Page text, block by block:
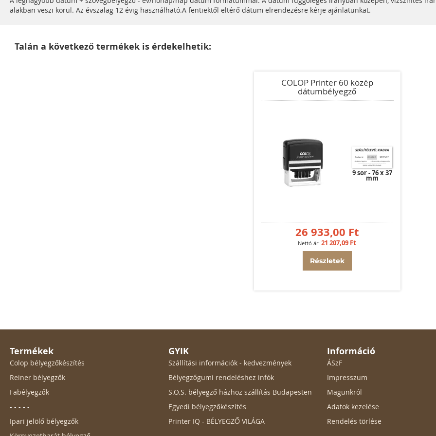
alakban veszi körül. Az évszalag 12 évig használható.A fentiektől eltérő dátum elrendezésre kérje ajánlatunkat.
Talán a következő termékek is érdekelhetik:
COLOP Printer 60 közép
dátumbélyegző
9 sor 76 x 37
mm
26 933,00 Ft
21 207,09 Ft
Részletek
Termékek
Colop bélyegzőkészítés
Reiner bélyegzők
Fabélyegzők
- - - - -
Ipari jelölő bélyegzők
GYIK
Szállítási információk - kedvezmények
Bélyegzőgumi rendeléshez infók
S.O.S. bélyegző házhoz szállítás Budapesten
Egyedi bélyegzőkészítés
Printer IQ - BÉLYEGZŐ VILÁGA
Információ
ÁSzF
Impresszum
Magunkról
Adatok kezelése
Rendelés törlése